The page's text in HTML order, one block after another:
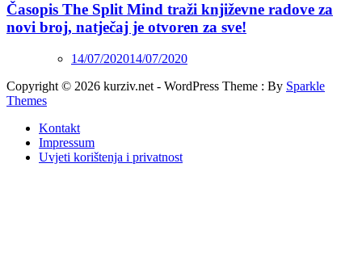
Časopis The Split Mind traži književne radove za
novi broj, natječaj je otvoren za sve!
14/07/202014/07/2020
Copyright © 2026 kurziv.net - WordPress Theme : By Sparkle
Themes
Kontakt
Impressum
Uvjeti korištenja i privatnost